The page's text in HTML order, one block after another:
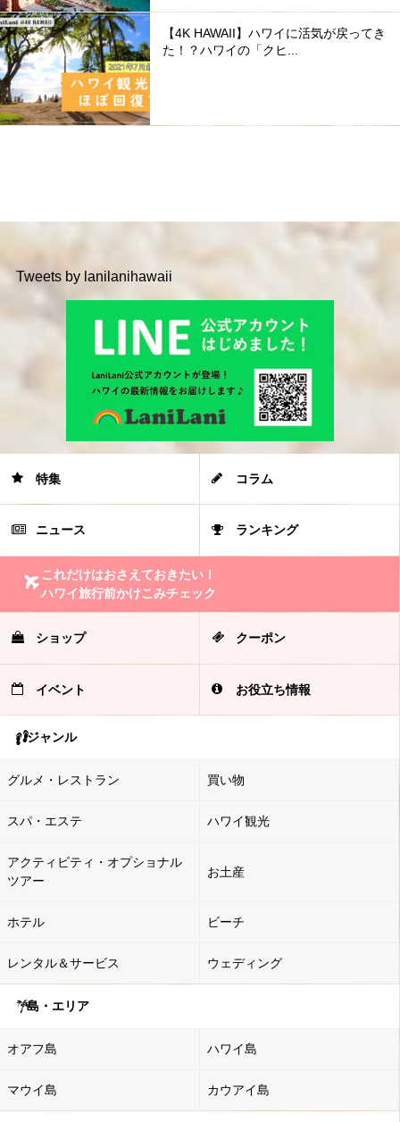
【4K HAWAII】ハワイに活気が戻ってき
た！？ハワイの「クヒ...
Tweets by lanilanihawaii
特集 コラム
ニュース ランキング
これだけはおさえておきたい！
ハワイ旅行前かけこみチェック
ショップ クーポン
イベント お役立ち情報
ジャンル
グルメ・レストラン 買い物
スパ・エステ ハワイ観光
アクティビティ・オプショナル
ツアー
お土産
ホテル ビーチ
レンタル＆サービス ウェディング
島・エリア
オアフ島 ハワイ島
マウイ島 カウアイ島